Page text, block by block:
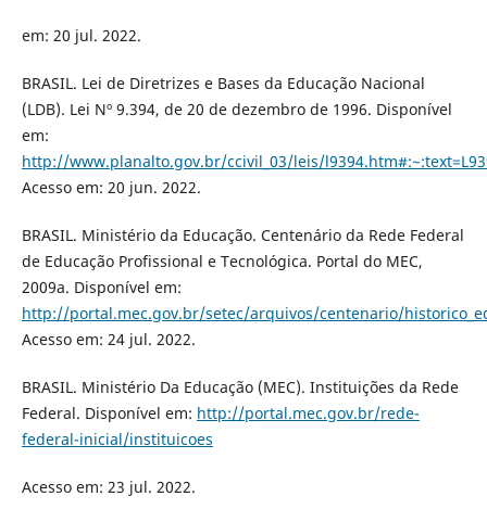
em: 20 jul. 2022.
BRASIL. Lei de Diretrizes e Bases da Educação Nacional
(LDB). Lei Nº 9.394, de 20 de dezembro de 1996. Disponível
em:
http://www.planalto.gov.br/ccivil_03/leis/
Acesso em: 20 jun. 2022.
BRASIL. Ministério da Educação. Centenário da Rede Federal
de Educação Profissional e Tecnológica. Portal do MEC,
2009a. Disponível em:
http://portal.mec.gov.br/setec/arquivos/centenario/
Acesso em: 24 jul. 2022.
BRASIL. Ministério Da Educação (MEC). Instituições da Rede
Federal. Disponível em: http://portal.mec.gov.br/rede-
federal-inicial/instituicoes
Acesso em: 23 jul. 2022.